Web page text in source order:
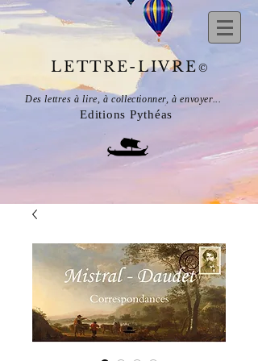
LETTRE-LIVRE©
Des lettres à lire, à collectionner, à envoyer...
Editions Pythéas